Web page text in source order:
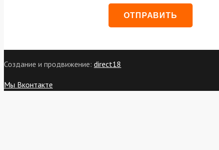
Создание и продвижение: direct18
Мы Вконтакте